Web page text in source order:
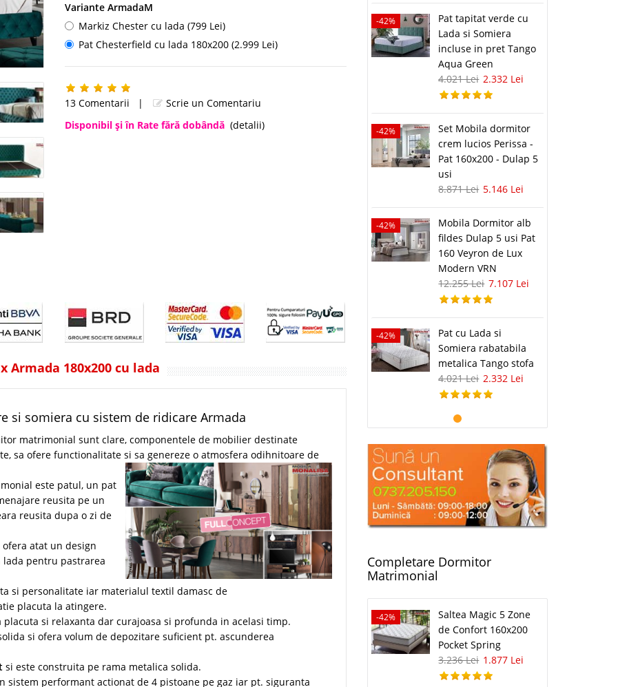
Variante ArmadaM
Markiz Chester cu lada (799 Lei)
Pat Chesterfield cu lada 180x200 (2.999 Lei)
13 Comentarii |
Scrie un Comentariu
Disponibil şi în Rate fără dobândă (detalii)
Armada 180x200 cu lada
si somiera cu sistem de ridicare Armada
matrimonial sunt clare, componentele de mobilier destinate
sa ofere functionalitate si sa genereze o atmosfera odihnitoare de
este patul, un pat
reusita pe un
reusita dupa o zi de
atat un design
pentru pastrarea
si personalitate iar materialul textil damasc de
placuta la atingere.
si relaxanta dar curajoasa si profunda in acelasi timp.
si ofera volum de depozitare suficient pt. ascunderea
si este construita pe rama metalica solida.
sistem performant actionat de 4 pistoane pe gaz iar pt. siguranta
-42%
Pat tapitat verde cu
Lada si Somiera
incluse in pret Tango
Aqua Green
4.021 Lei 2.332 Lei
-42%
Set Mobila dormitor
crem lucios Perissa -
Pat 160x200 - Dulap 5
usi
8.871 Lei 5.146 Lei
-42%
Mobila Dormitor alb
fildes Dulap 5 usi Pat
160 Veyron de Lux
Modern VRN
12.255 Lei 7.107 Lei
-42%
Pat cu Lada si
Somiera rabatabila
metalica Tango stofa
4.021 Lei 2.332 Lei
Completare Dormitor
Matrimonial
-42%
Saltea Magic 5 Zone
de Confort 160x200
Pocket Spring
3.236 Lei 1.877 Lei